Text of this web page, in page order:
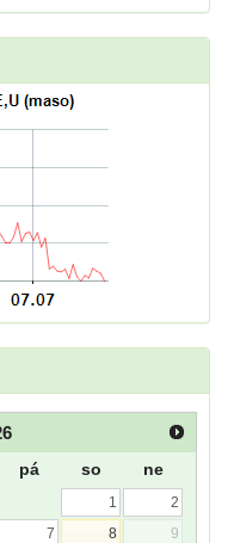
pá so ne
1
2
7 8
9